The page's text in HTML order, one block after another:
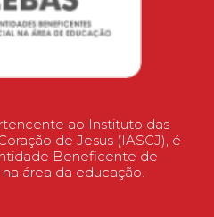
ao Instituto das
de Jesus (IASCJ), é
Beneficente de
área da educação.